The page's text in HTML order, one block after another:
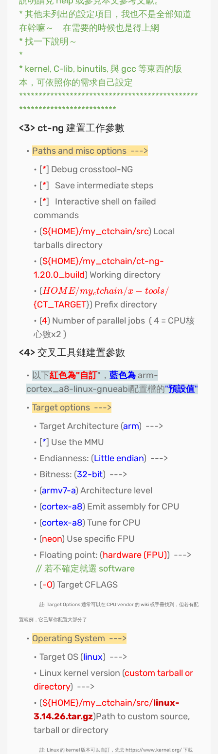
* 其他未列出的設定項目，我也不是全部知道
在幹嘛～ 在需要的時候也是得上網
* 找一下說明～
*
* kernel, C-lib, binutils, 與 gcc 等東西的版
本，可依照你的需求自己設定
**********************************************
*************************
<3> ct-ng 建置工作參數
Paths and misc options --->
[*] Debug crosstool-NG
[*] Save intermediate steps
[*] Interactive shell on failed
commands
(${HOME}/my_ctchain/src) Local
tarballs directory
(${HOME}/my_ctchain/ct-ng-
1.20.0_build) Working directory
(HOME/myctchain/x − tools/
HOME/myctchain/x−too s/
{CT_TARGET}) Prefix directory
(4) Number of parallel jobs ( 4 = CPU核
心數x2 )
<4> 交叉工具鏈建置參數
以下紅色為"自訂"， 藍色為arm-
cortex_a8-linux-gnueabi配置檔的"預設值"
Target options --->
Target Architecture (arm) --->
[*] Use the MMU
Endianness: (Little endian) --->
Bitness: (32-bit) --->
(armv7-a) Architecture level
(cortex-a8) Emit assembly for CPU
(cortex-a8) Tune for CPU
(neon) Use specific FPU
Floating point: (hardware (FPU)) --->
// 若不確定就選 software
(-O) Target CFLAGS
註: Target Options 通常可以在 CPU vendor 的 wiki 或手冊找到，但若有配
置範例，它已幫你配置大部分了
Operating System --->
Target OS (linux) --->
Linux kernel version (custom tarball or
directory) --->
(${HOME}/my_ctchain/src/linux-
3.14.26.tar.gz)Path to custom source,
tarball or directory
註: Linux 的 kernel 版本可以自訂，先去 https://www.kernel.org/下載